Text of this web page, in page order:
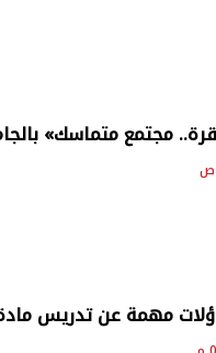
مجتمع متماسك»
مهمة عن تدريس مادة